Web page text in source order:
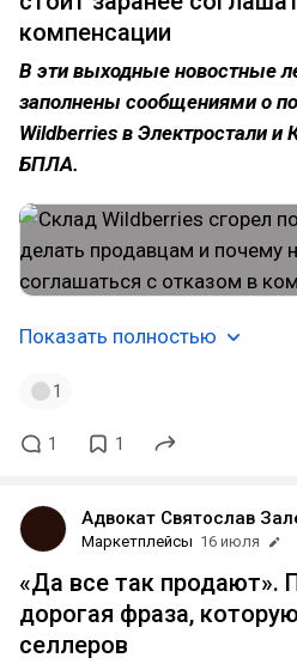
компенсации
В эти выходные новостные
заполнены сообщениями о
Wildberries в Электростали и
БПЛА.
Показать полностью
1
1 1
Адвокат Святослав
Маркетплейсы 16 июля
«Да все так продают».
дорогая фраза,
селлеров